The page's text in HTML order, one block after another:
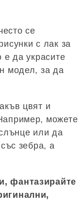
се
с лак за
е да украсите
модел, за да
цвят и
можете
или да
зебра, а
фантазирайте